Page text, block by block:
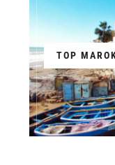
TOP